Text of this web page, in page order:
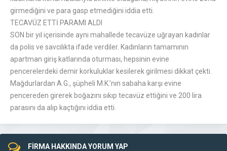
girmediğini ve para gasp etmediğini iddia etti.
TECAVÜZ ETTİ PARAMI ALDI
SON bir yıl içerisinde aynı mahallede tecavüze uğrayan kadınlar
da polis ve savcılıkta ifade verdiler. Kadınların tamamının
apartman giriş katlarında oturması, hepsinin evine
pencerelerdeki demir korkuluklar kesilerek girilmesi dikkat çekti.
Mağdurlardan A.G., şüpheli M.K.’nın sabaha karşı evine
pencereden girerek boğazını sıkıp tecavüz ettiğini ve 200 lira
parasını da alıp kaçtığını iddia etti.
FİRMA HAKKINDA YORUM YAP